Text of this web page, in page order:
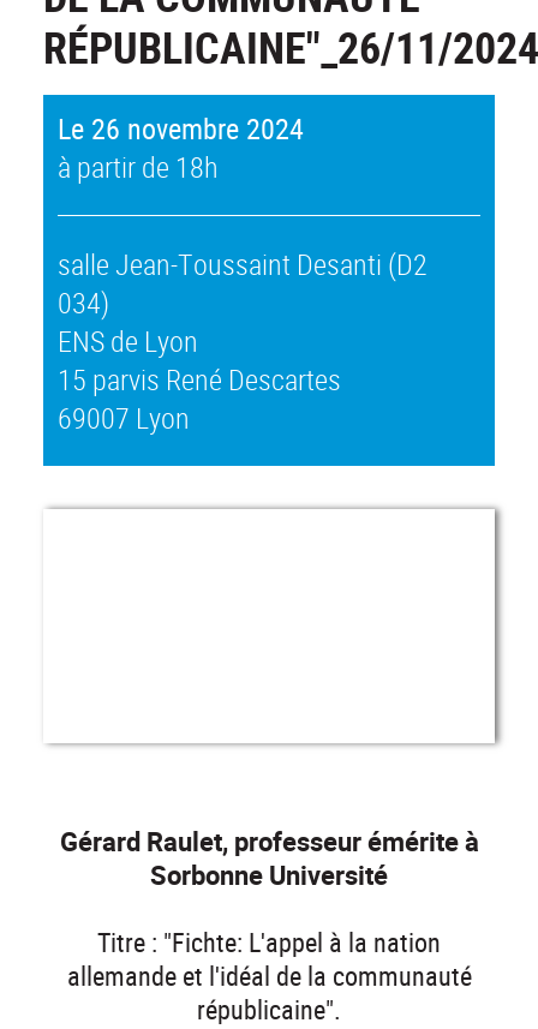
RÉPUBLICAINE"_26/11/2024
Le 26 novembre 2024
à partir de 18h
salle Jean-Toussaint Desanti (D2
034)
ENS de Lyon
15 parvis René Descartes
69007 Lyon
Gérard Raulet, professeur émérite à
Sorbonne Université
Titre : "Fichte: L'appel à la nation
allemande et l'idéal de la communauté
républicaine".